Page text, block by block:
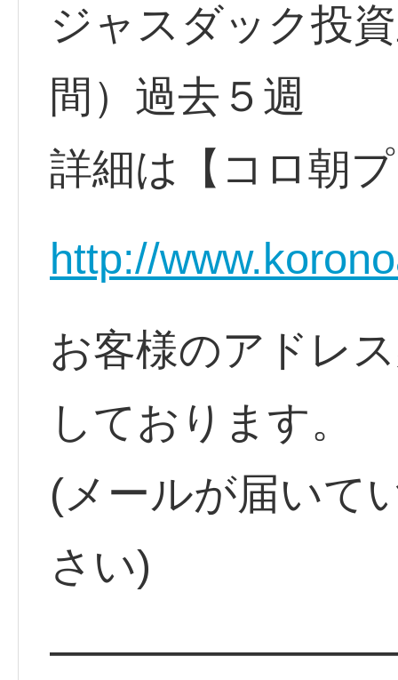
ジャスダック投
間）過去５週
詳細は【コロ朝
http://
お客様のアドレ
しております。
(メールが届いて
さい)